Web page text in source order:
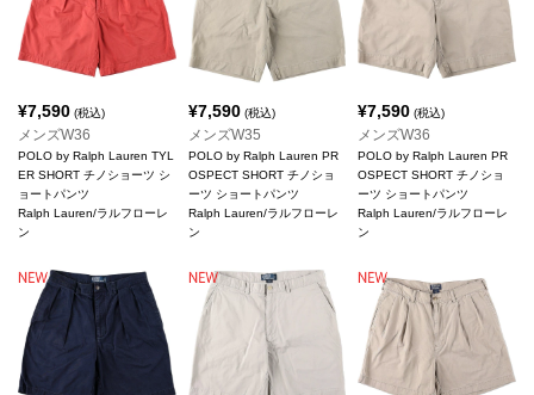
¥7,590 (税込)
メンズW36
POLO by Ralph Lauren TYL
ER SHORT チノショーツ シ
ョートパンツ
Ralph Lauren/ラルフローレ
ン
¥7,590(税込)
メンズW35
POLO by Ralph Lauren PR
OSPECT SHORT チノショ
ーツ ショートパンツ
Ralph Lauren/ラルフローレ
ン
¥7,590 (税込)
メンズW36
POLO by Ralph Lauren PR
OSPECT SHORT チノショ
ーツ ショートパンツ
Ralph Lauren/ラルフローレ
ン